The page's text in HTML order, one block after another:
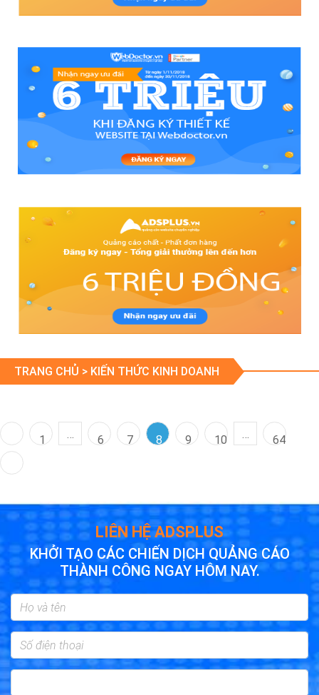
TRANG CHỦ > KIẾN THỨC KINH DOANH
1 … 6 7 8 9 10 … 64
LIÊN HỆ ADSPLUS
KHỞI TẠO CÁC CHIẾN DỊCH QUẢNG CÁO
THÀNH CÔNG NGAY HÔM NAY.